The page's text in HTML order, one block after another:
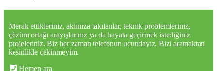
Merak ettikleriniz, aklınıza takılanlar, teknik problemleriniz,
çözüm ortağı arayışlarınız ya da hayata geçirmek istediğiniz
projeleriniz. Biz her zaman telefonun ucundayız. Bizi aramaktan
kesinlikle çekinmeyim.
Hemen ara